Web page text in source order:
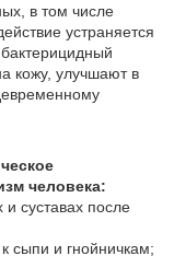
в том числе
устраняется
кожу, улучшают в
человека:
суставах после
сыпи и гнойничкам;